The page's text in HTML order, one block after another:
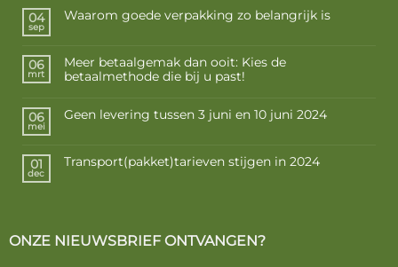
04
sep
Waarom goede verpakking zo belangrijk is
06
mrt
Meer betaalgemak dan ooit: Kies de
betaalmethode die bij u past!
06
mei
Geen levering tussen 3 juni en 10 juni 2024
01
dec
Transport(pakket)tarieven stijgen in 2024
ONZE NIEUWSBRIEF ONTVANGEN?